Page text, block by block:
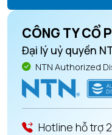
CÔNG TY CỔ
Đại lý uỷ quyền
NTN Authorized
Hotline hỗ trợ